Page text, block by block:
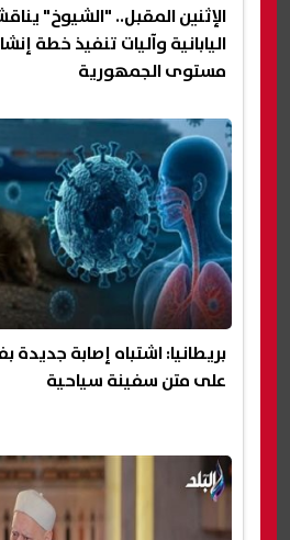
الإثنين المقبل.. "الشيوخ"
مستوى الجمهورية
بريطانيا: اشتباه إصابة جديدة
على متن سفينة سياحية